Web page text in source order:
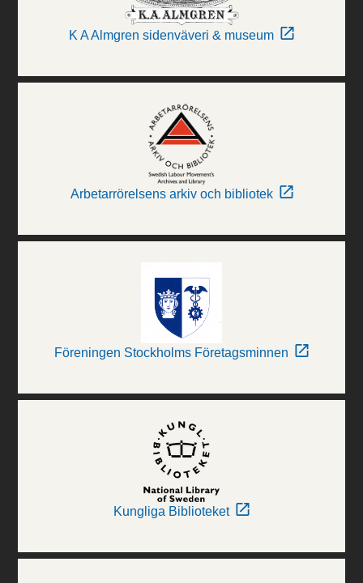
K A Almgren sidenväveri & museum
Arbetarrörelsens arkiv och bibliotek
Föreningen Stockholms Företagsminnen
Kungliga Biblioteket